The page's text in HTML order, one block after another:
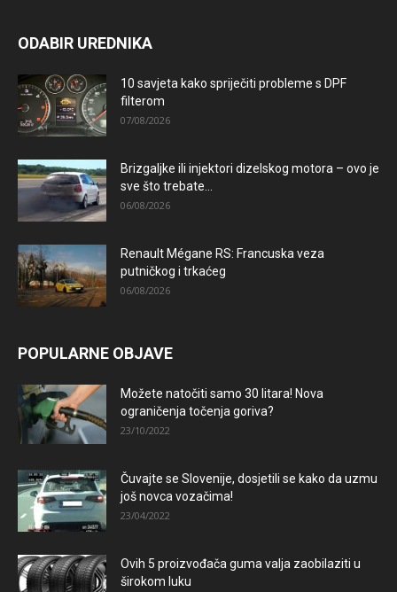
ODABIR UREDNIKA
10 savjeta kako spriječiti probleme s DPF
filterom
07/08/2026
Brizgaljke ili injektori dizelskog motora – ovo je
sve što trebate...
06/08/2026
Renault Mégane RS: Francuska veza
putničkog i trkaćeg
06/08/2026
POPULARNE OBJAVE
Možete natočiti samo 30 litara! Nova
ograničenja točenja goriva?
23/10/2022
Čuvajte se Slovenije, dosjetili se kako da uzmu
još novca vozačima!
23/04/2022
Ovih 5 proizvođača guma valja zaobilaziti u
širokom luku